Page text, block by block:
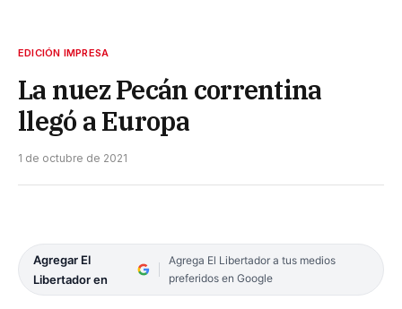
EDICIÓN IMPRESA
La nuez Pecán correntina
llegó a Europa
1 de octubre de 2021
Agregar El
Libertador en
Agrega El Libertador a tus medios
preferidos en Google